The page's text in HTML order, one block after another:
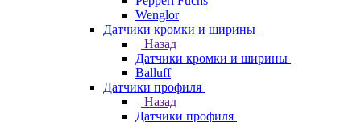
Wenglor
Датчики кромки и ширины
Назад
Датчики кромки и ширины
Balluff
Датчики профиля
Назад
Датчики профиля